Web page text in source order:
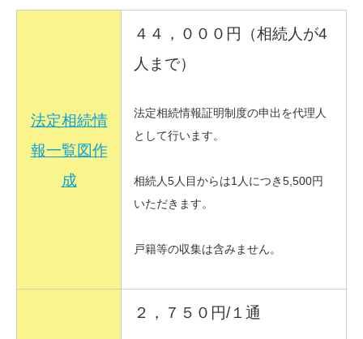
法定相続情
報一覧図作
成
４４，０００円（相続人が4
人まで）
法定相続情報証明制度の申出を代理人
として行います。
相続人5人目からは1人につき5,500円
いただきます。
戸籍等の収集は含みません。
２，７５０円/１通